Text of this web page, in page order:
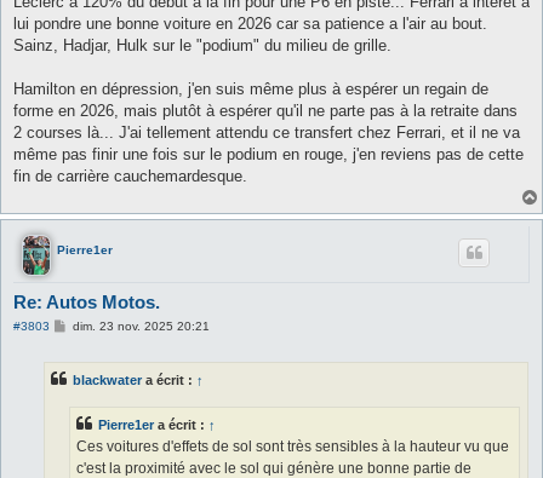
lui pondre une bonne voiture en 2026 car sa patience a l'air au bout.
Sainz, Hadjar, Hulk sur le "podium" du milieu de grille.
Hamilton en dépression, j'en suis même plus à espérer un regain de
forme en 2026, mais plutôt à espérer qu'il ne parte pas à la retraite dans
2 courses là... J'ai tellement attendu ce transfert chez Ferrari, et il ne va
même pas finir une fois sur le podium en rouge, j'en reviens pas de cette
fin de carrière cauchemardesque.
Pierre1er
Re: Autos Motos.
#3803
M
a
dim. 23 nov. 2025 20:21
blackwater a écrit : ↑
Pierre1era écrit : ↑
Ces voitures d'effets de sol sont très sensibles à la hauteur vu que
c'est la proximité avec le sol qui génère une bonne partie de